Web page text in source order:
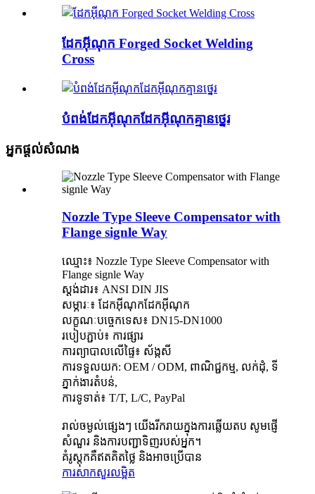
ដែកអ៊ីណុក Forged Socket Welding
Cross
បំពង់ដែកអ៊ីណុកដែកអ៊ីណុកគ្មានថ្នេរ
អ្នកផ្តល់សំណង
Nozzle Type Sleeve Compensator with
Flange signle Way
ឈ្មោះ៖ Nozzle Type Sleeve Compensator with
Flange signle Way
ស្តង់ដារ៖ ANSI DIN JIS
សម្ភារៈ៖ ដែកអ៊ីណុកដែកអ៊ីណុក
លក្ខណៈបច្ចេកទេស៖ DN15-DN1000
របៀបភ្ជាប់៖ ការផ្សារ
ការព្យាបាលលើផ្ទៃ៖ ស័ង្កសី
ការទទួលយក: OEM / ODM, ពាណិជ្ជកម្ម, លក់ដុំ, ទី
ភ្នាក់ងារតំបន់,
ការទូទាត់៖ T/T, L/C, PayPal
រាល់ចម្ងល់ផ្សេងៗ យើងរីករាយក្នុងការឆ្លើយតប សូមផ្ញើ
សំណួរ និងការបញ្ជាទិញរបស់អ្នក។
គំរូស្តុកគឺឥតគិតថ្លៃ និងអាចប្រើបាន
ការសាកសួរលម្អិត